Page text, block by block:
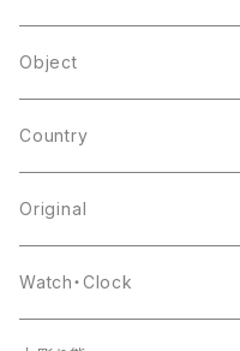
other
Object
Country
japan
europa
Original
Watch・Clock